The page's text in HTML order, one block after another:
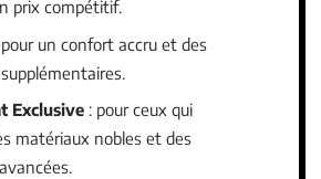
prix compétitif.
pour un confort accru et des
Exclusive : pour ceux qui
matériaux nobles et des